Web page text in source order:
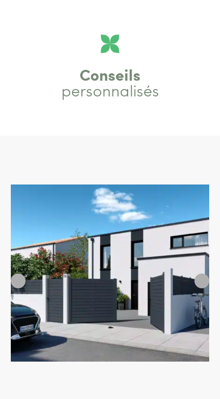
Conseils
personnalisés